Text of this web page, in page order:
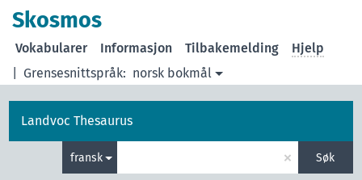
Skosmos
Grensesnittspråk: norsk bokmål
Vokabularer Informasjon Tilbakemelding Hjelp
Landvoc Thesaurus
fransk × Søk